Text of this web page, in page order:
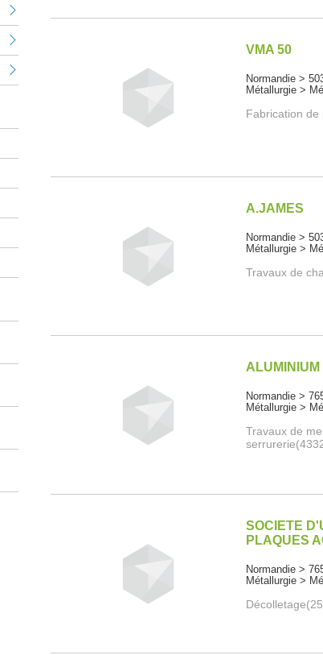
VMA 50
Normandie >
Métallurgie >
Fabrication
A.JAMES
Normandie >
Métallurgie >
Travaux de
Normandie >
Métallurgie >
Travaux de
SOCIETE
PLAQUES
Normandie >
Métallurgie >